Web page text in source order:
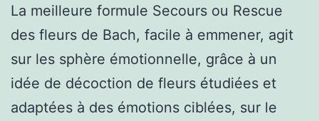
La meilleure formule Secours ou Rescue
des fleurs de Bach, facile à emmener, agit
sur les sphère émotionnelle, grâce à un
idée de décoction de fleurs étudiées et
adaptées à des émotions ciblées, sur le